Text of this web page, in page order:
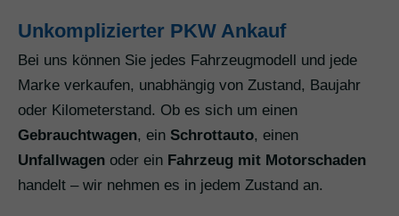
Unkomplizierter PKW Ankauf
Bei uns können Sie jedes Fahrzeugmodell und jede
Marke verkaufen, unabhängig von Zustand, Baujahr
oder Kilometerstand. Ob es sich um einen
Gebrauchtwagen, ein Schrottauto, einen
Unfallwagen oder ein Fahrzeug mit Motorschaden
handelt – wir nehmen es in jedem Zustand an.